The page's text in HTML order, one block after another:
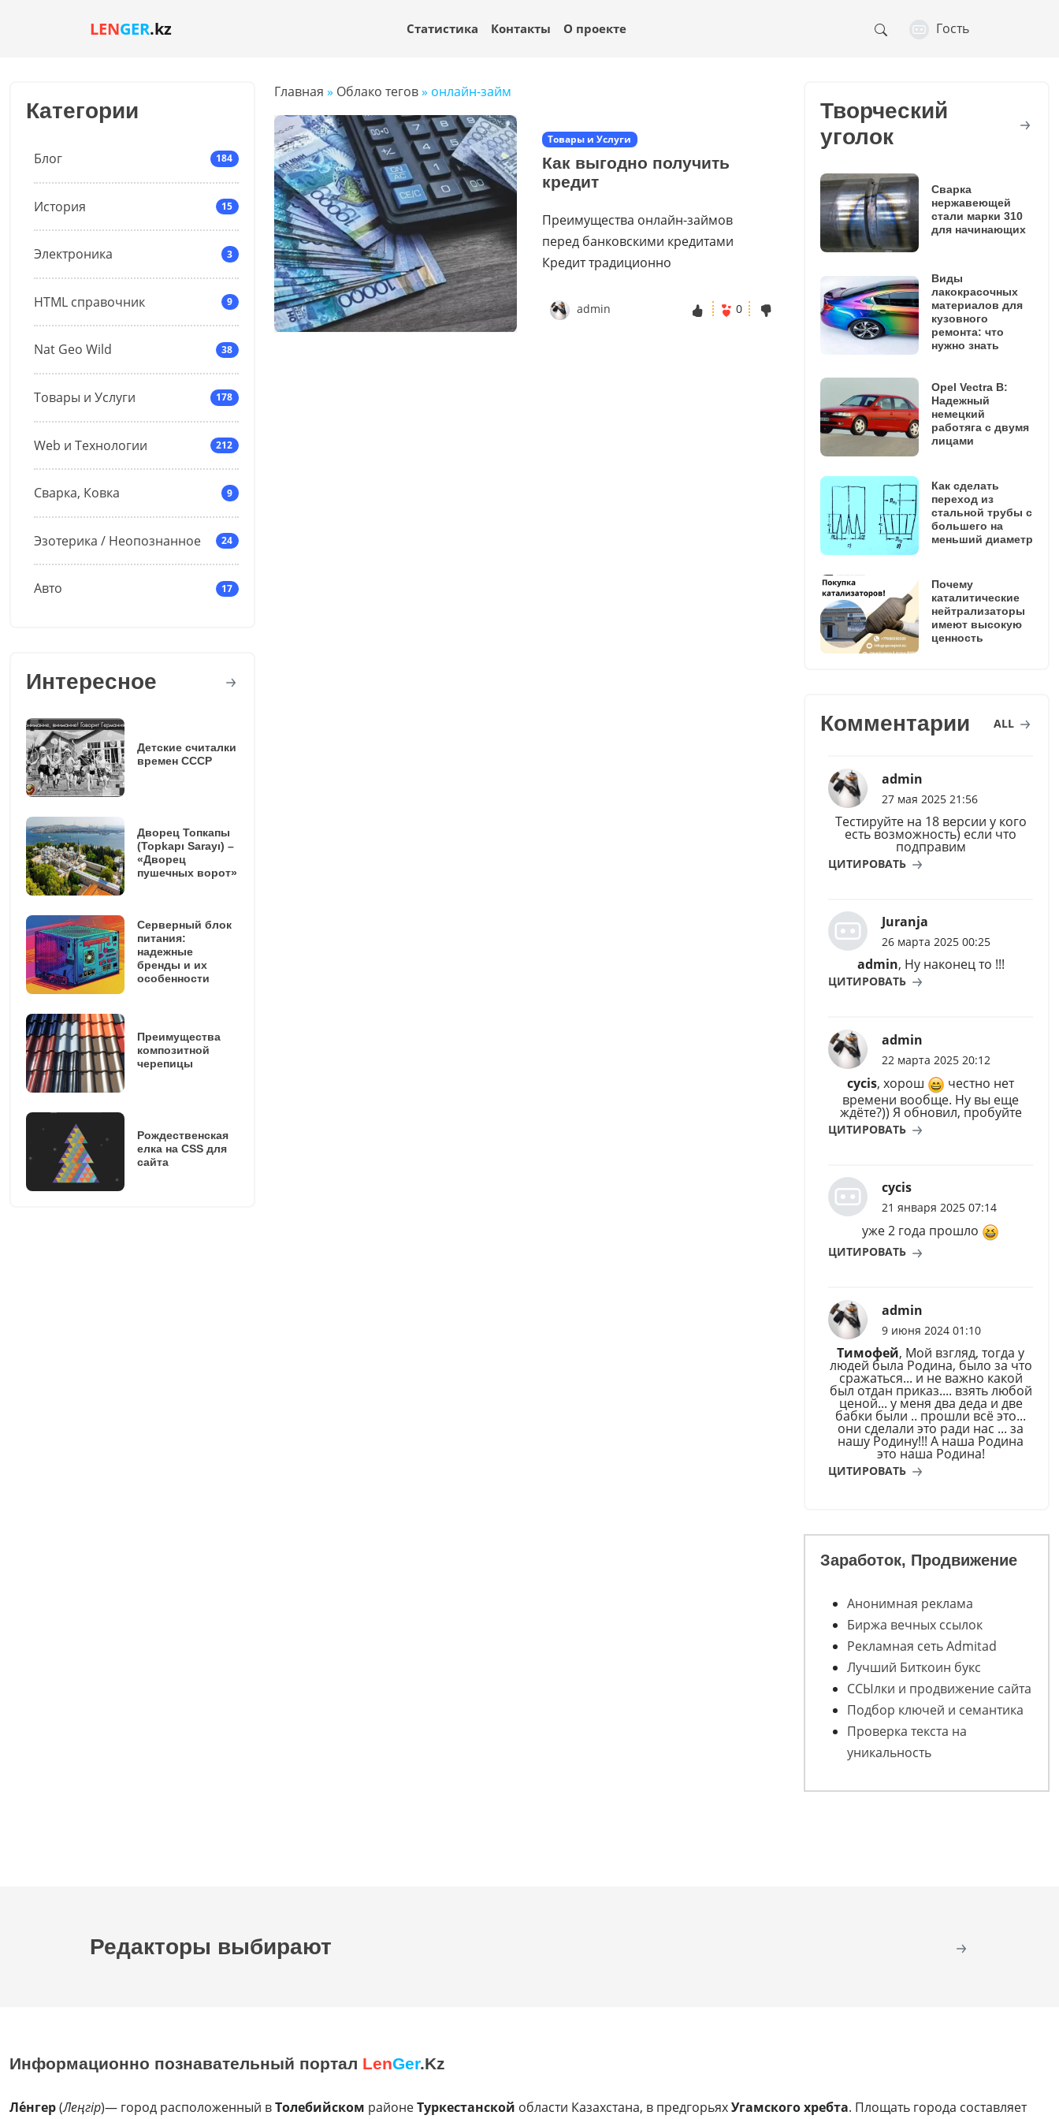
LENGER.kz Гость
Статистика Контакты О проекте
Категории
Блог 184
История 15
Электроника 3
HTML справочник 9
Nat Geo Wild 38
Товары и Услуги 178
Web и Технологии 212
Сварка, Ковка 9
Эзотерика / Неопознанное 24
Авто 17
Интересное
Детские считалки
времен СССР
Дворец Топкапы
(Topkapı Sarayı) –
«Дворец
пушечных ворот»
Серверный блок
питания:
надежные
бренды и их
особенности
Преимущества
композитной
черепицы
Рождественская
елка на CSS для
сайта
Главная » Облако тегов» онлайн-займ
Товары и Услуги
Как выгодно получить
кредит
Преимущества онлайн-займов
перед банковскими кредитами
Кредит традиционно
admin 0
Творческий
уголок
Сварка
нержавеющей
стали марки 310
для начинающих
Виды
лакокрасочных
материалов для
кузовного
ремонта: что
нужно знать
Opel Vectra B:
Надежный
немецкий
работяга с двумя
лицами
Как сделать
переход из
стальной трубы с
большего на
меньший диаметр
Почему
каталитические
нейтрализаторы
имеют высокую
ценность
Комментарии ALL
admin
27 мая 2025 21:56
Тестируйте на 18 версии у кого
есть возможность) если что
подправим
ЦИТИРОВАТЬ
Juranja
26 марта 2025 00:25
admin, Ну наконец то !!!
ЦИТИРОВАТЬ
admin
22 марта 2025 20:12
cycis, хорош
честно нет
времени вообще. Ну вы еще
ждёте?)) Я обновил, пробуйте
ЦИТИРОВАТЬ
cycis
21 января 2025 07:14
уже 2 года прошло
ЦИТИРОВАТЬ
admin
9 июня 2024 01:10
Тимофей, Мой взгляд, тогда у
людей была Родина, было за что
сражаться... и не важно какой
был отдан приказ.... взять любой
ценой... у меня два деда и две
бабки были .. прошли всё это...
они сделали это ради нас ... за
нашу Родину!!! А наша Родина
это наша Родина!
ЦИТИРОВАТЬ
Заработок, Продвижение
Анонимная реклама
Биржа вечных ссылок
Рекламная сеть Admitad
Лучший Биткоин букс
ССЫлки и продвижение сайта
Подбор ключей и семантика
Проверка текста на
уникальность
Редакторы выбирают
Информационно познавательный портал LenGer.Kz
Ле́нгер(Леңгір)— город расположенный вТолебийском районеТуркестанской области Казахстана, в предгорьяхУгамского хребта. Площать города составляет